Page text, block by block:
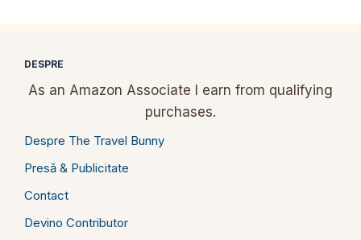
DESPRE
As an Amazon Associate I earn from qualifying
purchases.
Despre The Travel Bunny
Presă & Publicitate
Contact
Devino Contributor